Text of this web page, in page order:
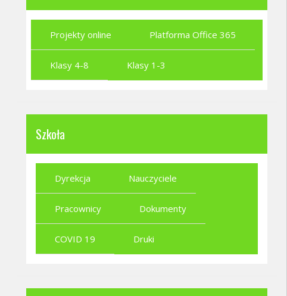
Projekty online Platforma Office 365
Klasy 4-8 Klasy 1-3
Szkoła
Dyrekcja Nauczyciele
Pracownicy Dokumenty
COVID 19 Druki